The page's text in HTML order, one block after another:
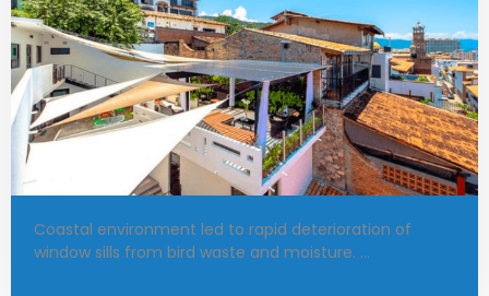
Coastal environment led to rapid deterioration of
window sills from bird waste and moisture. …